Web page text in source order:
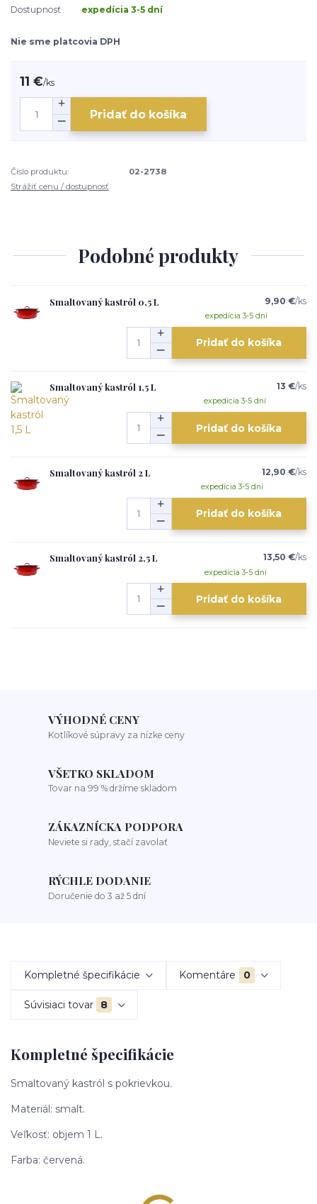
Dostupnosť expedícia 3-5 dní
Nie sme platcovia DPH
11 €/ks
Pridať do košíka
Číslo produktu:
02-2738
Strážiť cenu / dostupnosť
Podobné produkty
Smaltovaný kastról 0,5 L 9,90 €/ks
expedícia 3-5 dní
Pridať do košíka
Smaltovaný kastról 1,5 L 13 €/ks
expedícia 3-5 dní
Pridať do košíka
Smaltovaný kastról 2 L 12,90 €/ks
expedícia 3-5 dní
Pridať do košíka
Smaltovaný kastról 2,5 L 13,50 €/ks
expedícia 3-5 dní
Pridať do košíka
VÝHODNÉ CENY
Kotlíkové súpravy za nízke ceny
VŠETKO SKLADOM
Tovar na 99 % držíme skladom
ZÁKAZNÍCKA PODPORA
Neviete si rady, stačí zavolať
RÝCHLE DODANIE
Doručenie do 3 až 5 dní
Kompletné špecifikácie Komentáre 0
Súvisiaci tovar 8
Kompletné špecifikácie
Smaltovaný kastról s pokrievkou.
Materiál: smalt.
Veľkosť: objem 1 L.
Farba: červená.